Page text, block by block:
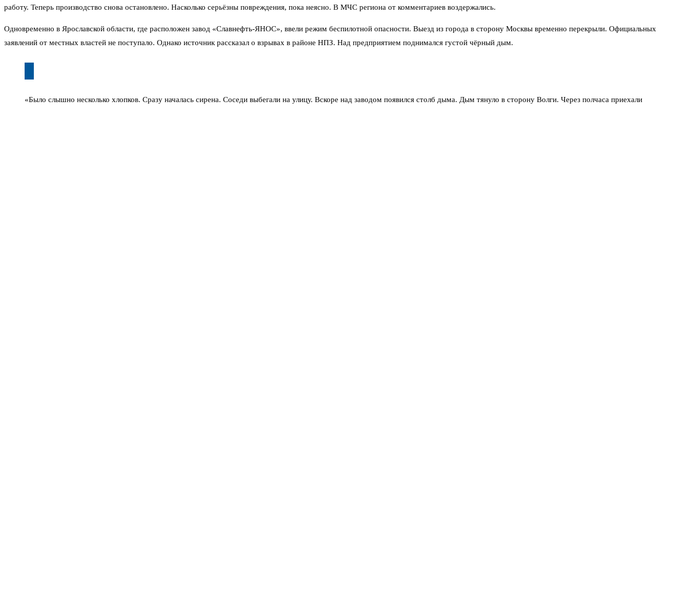
работу. Теперь производство снова остановлено. Насколько серьёзны повреждения, пока неясно. В МЧС региона от комментариев воздержались.
Одновременно в Ярославской области, где расположен завод «Славнефть-ЯНОС», ввели режим беспилотной опасности. Выезд из города в сторону Москвы временно перекрыли. Официальных
заявлений от местных властей не поступало. Однако источник рассказал о взрывах в районе НПЗ. Над предприятием поднимался густой чёрный дым.
«Было слышно несколько хлопков. Сразу началась сирена. Соседи выбегали на улицу. Вскоре над заводом появился столб дыма. Дым тянуло в сторону Волги. Через полчаса приехали